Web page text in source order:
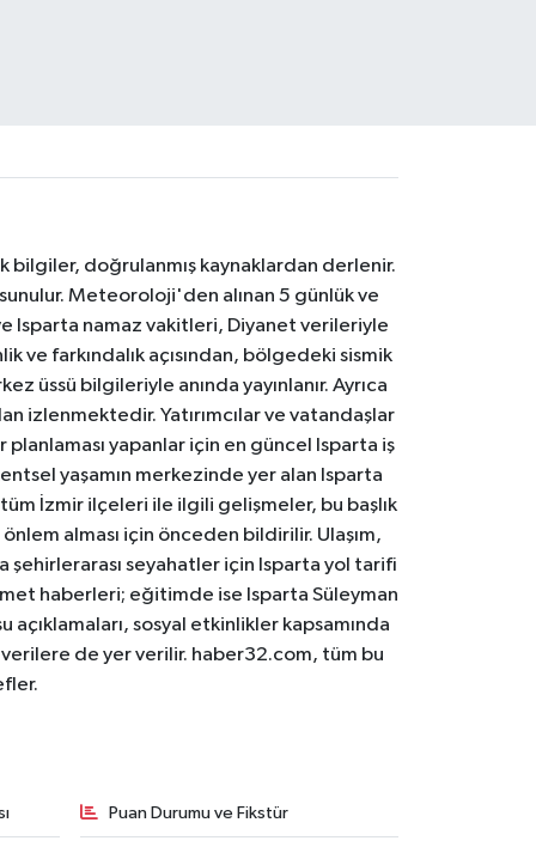
bilgiler, doğrulanmış kaynaklardan derlenir.
Meteoroloji'den alınan 5 günlük ve
Isparta namaz vakitleri, Diyanet verileriyle
ve farkındalık açısından, bölgedeki sismik
üssü bilgileriyle anında yayınlanır. Ayrıca
izlenmektedir. Yatırımcılar ve vatandaşlar
planlaması yapanlar için en güncel Isparta iş
yaşamın merkezinde yer alan Isparta
tüm İzmir ilçeleri ile ilgili gelişmeler, bu başlık
alması için önceden bildirilir. Ulaşım,
şehirlerarası seyahatler için Isparta yol tarifi
haberleri; eğitimde ise Isparta Süleyman
sosyal etkinlikler kapsamında
de yer verilir. haber32.com, tüm bu
Puan Durumu ve Fikstür